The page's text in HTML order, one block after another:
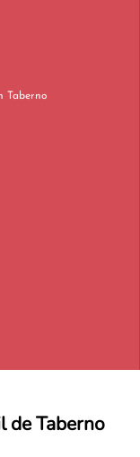
y Propiedad Horizontal en Taberno
de Taberno